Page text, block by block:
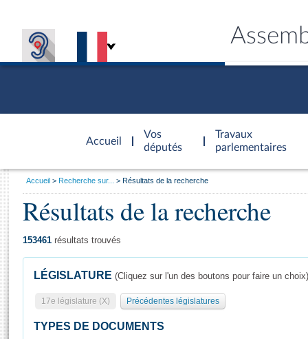
Accueil
d'accueil
Vos
députés
Travaux
parlementaires
Présidence
Séance publique
Général
Rôle et pouvoirs de l'Assemblée
Visiter l'Assemblée
Vous
Accueil Recherche sur... Résultats de la recherche
Résultats de la recherche
153461 résultats trouvés
LÉGISLATURE (Cliquez sur l'un des boutons pour faire un choix)
17e législature (X) Précédentes législatures
TYPES DE DOCUMENTS